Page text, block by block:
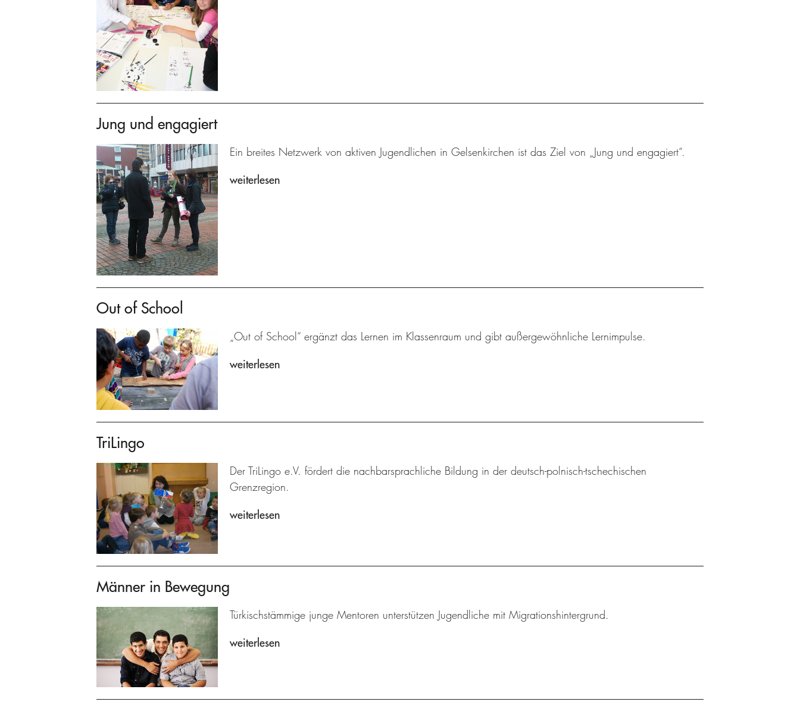
Jung und engagiert
Ein breites Netzwerk von aktiven Jugendlichen in Gelsenkirchen ist das Ziel von „Jung und engagiert“.
weiterlesen
Out of School
„Out of School“ ergänzt das Lernen im Klassenraum und gibt außergewöhnliche Lernimpulse.
weiterlesen
TriLingo
Der TriLingo e.V. fördert die nachbarsprachliche Bildung in der deutsch-polnisch-tschechischen
Grenzregion.
weiterlesen
Männer in Bewegung
Türkischstämmige junge Mentoren unterstützen Jugendliche mit Migrationshintergrund.
weiterlesen